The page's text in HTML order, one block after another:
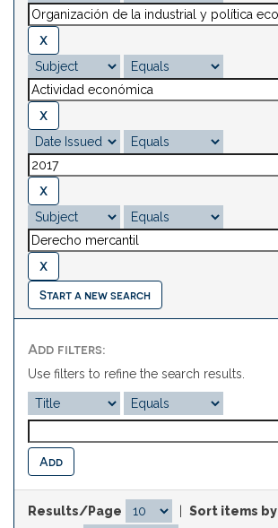
Start a new search
Add filters:
Use filters to refine the search results.
Results/Page
Sort items by